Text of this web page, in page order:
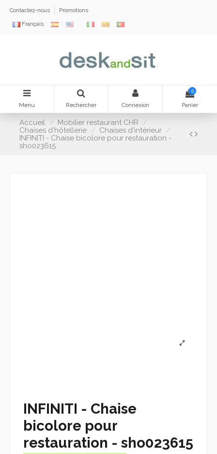
Contactez-nous Promotions
Français
Menu Rechercher Connexion
0
Panier
Accueil
Mobilier restaurant CHR
Chaises d'hôtellerie
Chaises d'intérieur
INFINITI - Chaise bicolore pour restauration -
sho023615
INFINITI - Chaise
bicolore pour
restauration - sho023615